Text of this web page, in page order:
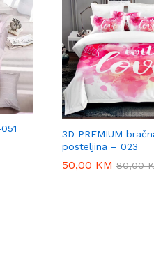
3D PREMIUM
posteljina – 023
50,00 KM 80,00
50,00 KM 80,00